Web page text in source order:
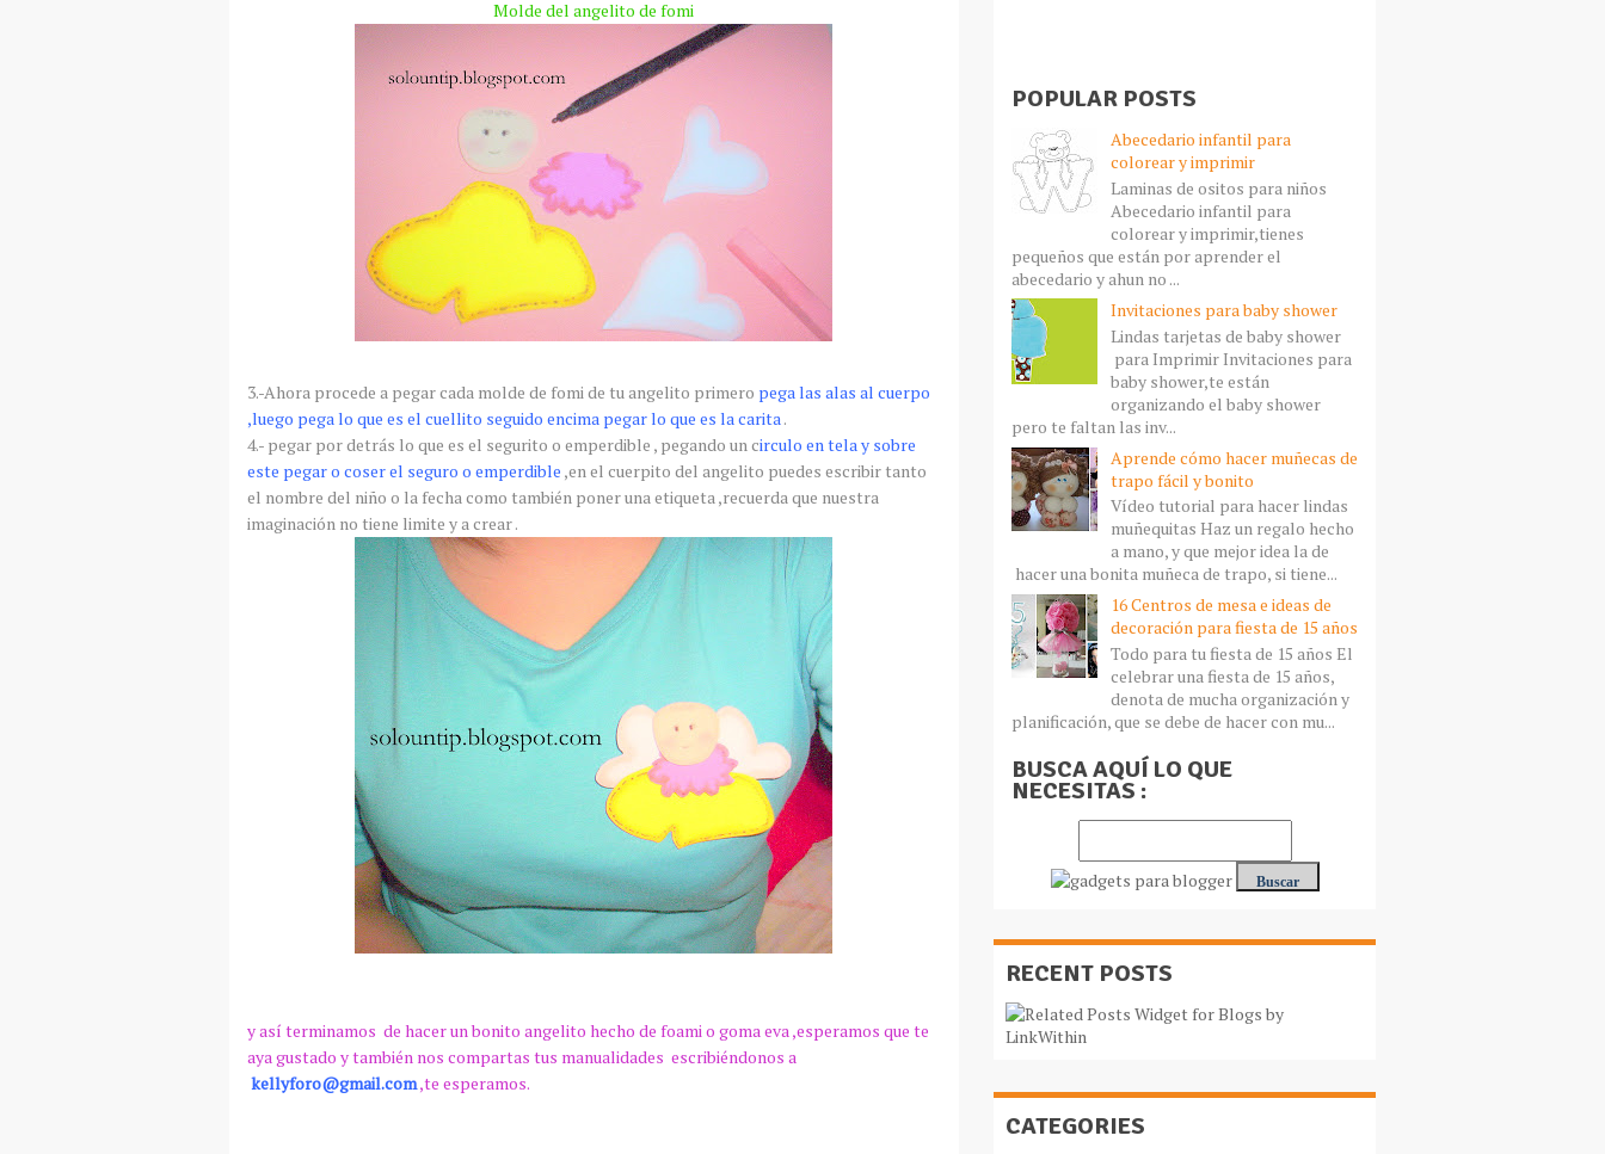
Molde del angelito defomi
3.-Ahora procede a pegar cada molde de fomide tu angelito primero pega las alas al cuerpo
,luego pega lo que es el cuellito seguido encima pegar lo que es lacarita.
4.- pegar pordetrás lo que es el segurito o emperdible , pegando un circulo en tela y sobre
este pegar o coser el seguro o emperdible ,en el cuerpito del angelito puedes escribir tanto
el nombre del niño o la fecha como también poner una etiqueta ,recuerda que nuestra
imaginación no tiene limite y a crear .
yasí terminamos de hacer un bonito angelito hecho de foamio gomaeva,esperamos que te
aya gustado y también nos compartas tus manualidades escribiéndonos a
kellyforo@gmail.com,te esperamos.
POPULAR POSTS
Abecedario infantil para
colorear y imprimir
Laminas de ositos para niños
Abecedario infantil para
colorear y imprimir,tienes
pequeños que están por aprender el
abecedario y ahun no ...
Invitaciones para baby shower
Lindas tarjetas de baby shower
para Imprimir Invitaciones para
baby shower,te están
organizando el baby shower
pero te faltan las inv...
Aprende cómo hacer muñecas de
trapo fácil y bonito
Vídeo tutorial para hacer lindas
muñequitas Haz un regalo hecho
a mano, y que mejor idea la de
hacer una bonita muñeca de trapo, si tiene...
16 Centros de mesa e ideas de
decoración para fiesta de 15 años
Todo para tu fiesta de 15 años El
celebrar una fiesta de 15 años,
denota de mucha organización y
planificación, que se debe de hacer con mu...
BUSCA AQUÍ LO QUE
NECESITAS :
RECENT POSTS
CATEGORIES